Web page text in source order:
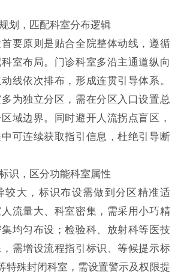
划，匹配科室分布逻辑
要原则是贴合全院整体动线，遵循
室布局。门诊科室多沿主通道纵向
线依次排布，形成连贯引导体系。
为独立分区，需在分区入口设置总
域边界。同时避开人流拐点盲区，
可连续获取指引信息，杜绝引导断
识，区分功能科室属性
较大，标识布设需做到分区精准适
流量大、科室密集，需采用小巧精
均匀布设；检验科、放射科等医技
需增设流程指引标识、等候提示标
特殊封闭科室，需设置警示及权限提